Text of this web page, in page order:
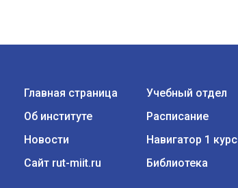
Главная страница
Об институте
Новости
Сайт rut-miit.ru
Учебный отдел
Расписание
Навигатор 1 курс
Библиотека